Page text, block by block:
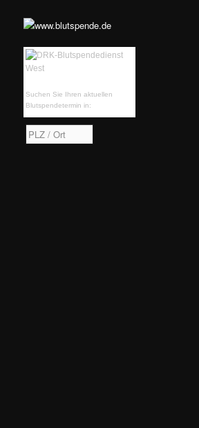
Suchen Sie Ihren aktuellen
Blutspendetermin in: